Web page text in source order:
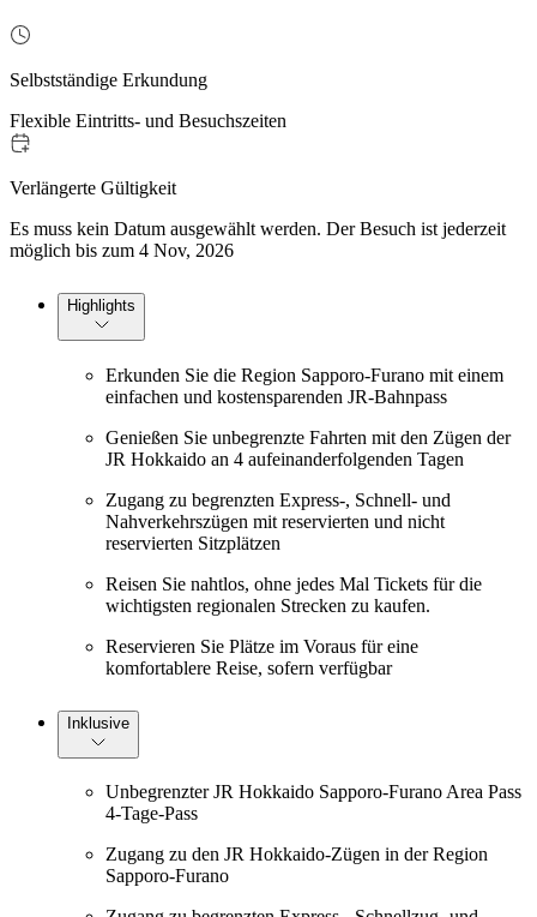
Selbstständige Erkundung
Flexible Eintritts- und Besuchszeiten
Verlängerte Gültigkeit
Es muss kein Datum ausgewählt werden. Der Besuch ist jederzeit
möglich bis zum 4 Nov, 2026
Highlights
Erkunden Sie die Region Sapporo-Furano mit einem
einfachen und kostensparenden JR-Bahnpass
Genießen Sie unbegrenzte Fahrten mit den Zügen der
JR Hokkaido an 4 aufeinanderfolgenden Tagen
Zugang zu begrenzten Express-, Schnell- und
Nahverkehrszügen mit reservierten und nicht
reservierten Sitzplätzen
Reisen Sie nahtlos, ohne jedes Mal Tickets für die
wichtigsten regionalen Strecken zu kaufen.
Reservieren Sie Plätze im Voraus für eine
komfortablere Reise, sofern verfügbar
Inklusive
Unbegrenzter JR Hokkaido Sapporo-Furano Area Pass
4-Tage-Pass
Zugang zu den JR Hokkaido-Zügen in der Region
Sapporo-Furano